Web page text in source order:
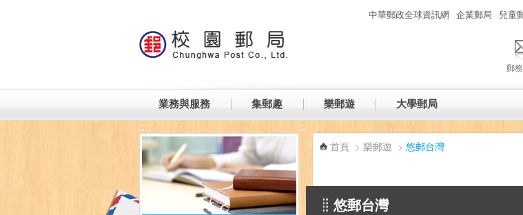
中華郵政全球資訊網 企業郵局 兒童
郵
業務與服務 集郵趣 樂郵遊 大學郵局
::: :::
首頁 > 樂郵遊 > 悠郵台灣
悠郵台灣